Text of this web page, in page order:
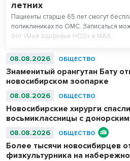
летних
Пациенты старше 65 лет смогут
поликлиниках по ОМС. Записаться
бот «Мое здоровье НСО» в МАХ.
08.08.2026 ОБЩЕСТВО
Знаменитый орангутан Бату
новосибирском зоопарке
08.08.2026 ОБЩЕСТВО
Новосибирские хирурги
восьмиклассницы с
08.08.2026 ОБЩЕСТВО
Более тысячи новосибирцев
физкультурника на